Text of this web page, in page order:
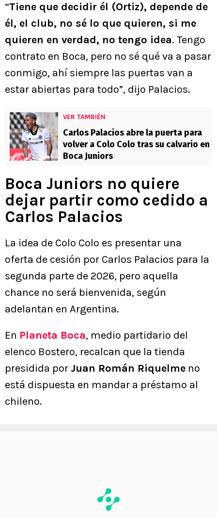
“Tiene que decidir él (Ortiz), depende de
él, el club, no sé lo que quieren, si me
quieren en verdad, no tengo idea. Tengo
contrato en Boca, pero no sé qué va a pasar
conmigo, ahí siempre las puertas van a
estar abiertas para todo”, dijo Palacios.
VER TAMBIÉN
Carlos Palacios abre la puerta para
volver a Colo Colo tras su calvario en
Boca Juniors
Boca Juniors no quiere
dejar partir como cedido a
Carlos Palacios
La idea de Colo Colo es presentar una
oferta de cesión por Carlos Palacios para la
segunda parte de 2026, pero aquella
chance no será bienvenida, según
adelantan en Argentina.
En Planeta Boca, medio partidario del
elenco Bostero, recalcan que la tienda
presidida por Juan Román Riquelme no
está dispuesta en mandar a préstamo al
chileno.